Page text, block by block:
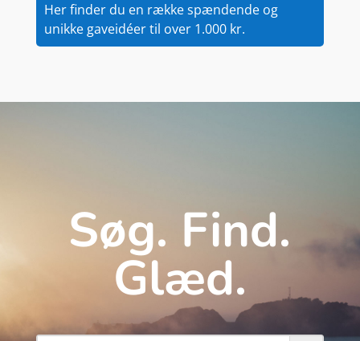
Her finder du en række spændende og
unikke gaveidéer til over 1.000 kr.
Søg. Find.
Glæd.